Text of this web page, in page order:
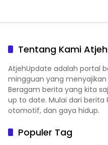
Tentang Kami
AtjehUpdate adalah portal
mingguan yang
Beragam berita yang kita
up to date. Mulai dari berita
otomotif, dan gaya hidup.
Populer Tag